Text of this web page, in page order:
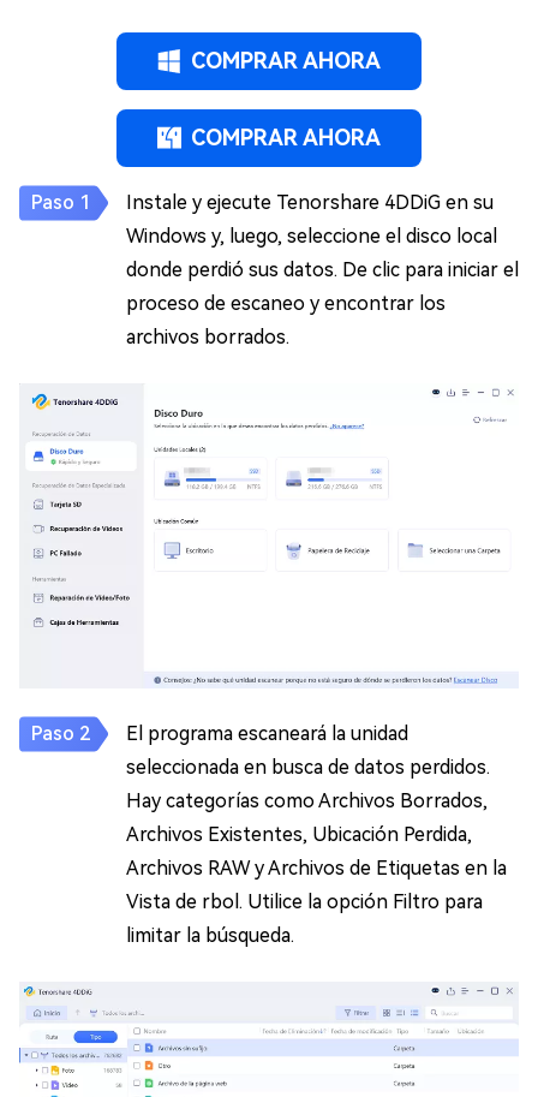
COMPRAR AHORA
COMPRAR AHORA
Instale y ejecute Tenorshare 4DDiG en su
Windows y, luego, seleccione el disco local
donde perdió sus datos. De clic para iniciar el
proceso de escaneo y encontrar los
archivos borrados.
El programa escaneará la unidad
seleccionada en busca de datos perdidos.
Hay categorías como Archivos Borrados,
Archivos Existentes, Ubicación Perdida,
Archivos RAW y Archivos de Etiquetas en la
Vista de rbol. Utilice la opción Filtro para
limitar la búsqueda.